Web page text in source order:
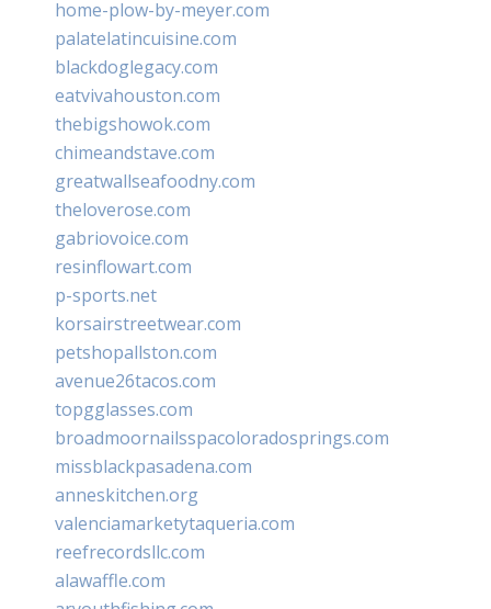
home-plow-by-meyer.com
palatelatincuisine.com
blackdoglegacy.com
eatvivahouston.com
thebigshowok.com
chimeandstave.com
greatwallseafoodny.com
theloverose.com
gabriovoice.com
resinflowart.com
p-sports.net
korsairstreetwear.com
petshopallston.com
avenue26tacos.com
topgglasses.com
broadmoornailsspacoloradosprings.com
missblackpasadena.com
anneskitchen.org
valenciamarketytaqueria.com
reefrecordsllc.com
alawaffle.com